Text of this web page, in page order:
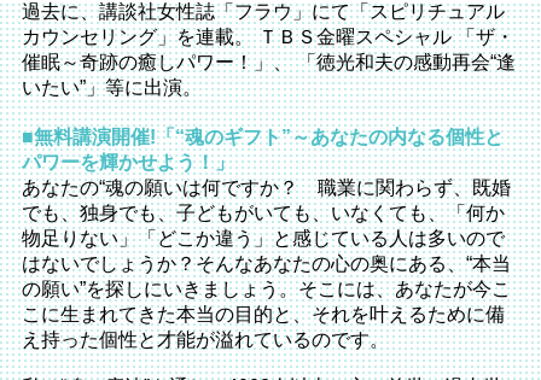
過去に、講談社女性誌「フラウ」にて「スピリチュアル
カウンセリング」を連載。 ＴＢＳ金曜スペシャル 「ザ・
催眠～奇跡の癒しパワー！」、 「徳光和夫の感動再会“逢
いたい”」等に出演。
■無料講演開催!「“魂のギフト”～あなたの内なる個性と
パワーを輝かせよう！」
あなたの“魂の願いは何ですか？ 職業に関わらず、既婚
でも、独身でも、子どもがいても、いなくても、「何か
物足りない」「どこか違う」と感じている人は多いので
はないでしょうか？そんなあなたの心の奥にある、“本当
の願い”を探しにいきましょう。そこには、あなたが今こ
こに生まれてきた本当の目的と、それを叶えるために備
え持った個性と才能が溢れているのです。